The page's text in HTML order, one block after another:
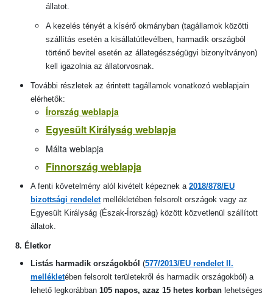
állatot.
A kezelés tényét a kísérő okmányban (tagállamok közötti
szállítás esetén a kisállatútlevélben, harmadik országból
történő bevitel esetén az állategészségügyi bizonyítványon)
kell igazolnia az állatorvosnak.
További részletek az érintett tagállamok vonatkozó weblapjain
elérhetők:
Írország weblapja
Egyesült Királyság weblapja
Málta weblapja
Finnország weblapja
A fenti követelmény alól kivételt képeznek a 2018/878/EU
bizottsági rendeletmellékletében felsorolt országok vagy az
Egyesült Királyság (Észak-Írország) között közvetlenül szállított
állatok.
8. Életkor
Listás harmadik országokból (577/2013/EU rendelet II.
mellékletében felsorolt területekről és harmadik országokból) a
lehető legkorábban 105 napos, azaz 15 hetes korban lehetséges